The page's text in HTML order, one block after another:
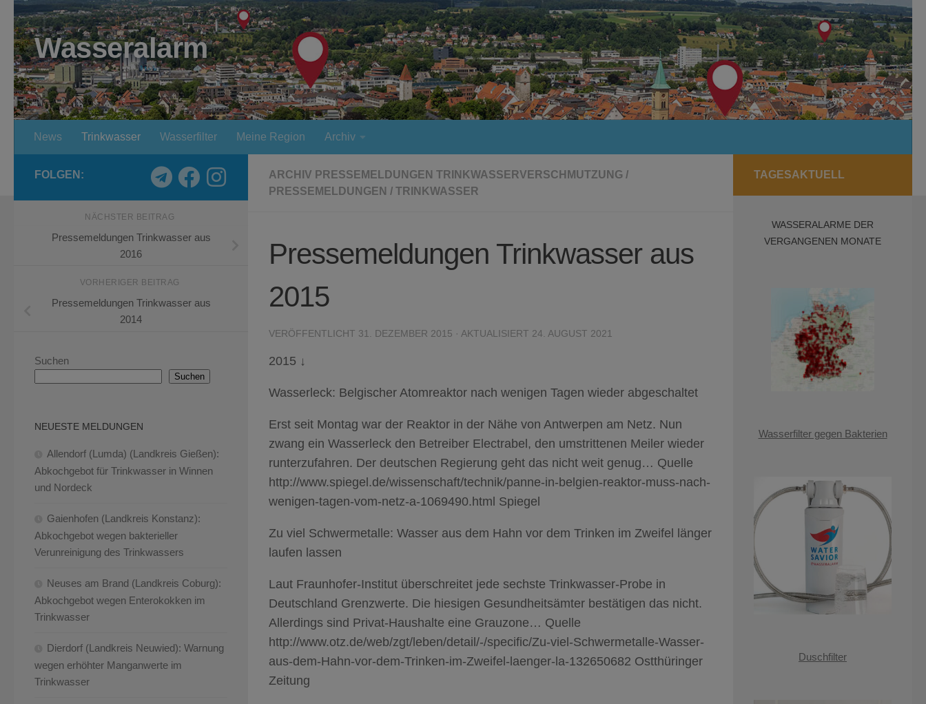
Zum Inhalt springen
Wasseralarm
News Trinkwasser Wasserfilter Meine Region Archiv
ARCHIV PRESSEMELDUNGEN TRINKWASSERVERSCHMUTZUNG /
PRESSEMELDUNGEN / TRINKWASSER
Pressemeldungen Trinkwasser aus
2015
VERÖFFENTLICHT 31. DEZEMBER 2015 · AKTUALISIERT 24. AUGUST 2021
2015 ↓
Wasserleck: Belgischer Atomreaktor nach wenigen Tagen wieder abgeschaltet
Erst seit Montag war der Reaktor in der Nähe von Antwerpen am Netz. Nun
zwang ein Wasserleck den Betreiber Electrabel, den umstrittenen Meiler wieder
runterzufahren. Der deutschen Regierung geht das nicht weit genug… Quelle
http://www.spiegel.de/wissenschaft/technik/panne-in-belgien-reaktor-muss-nach-
wenigen-tagen-vom-netz-a-1069490.html Spiegel
Zu viel Schwermetalle: Wasser aus dem Hahn vor dem Trinken im Zweifel länger
laufen lassen
Laut Fraunhofer-Institut überschreitet jede sechste Trinkwasser-Probe in
Deutschland Grenzwerte. Die hiesigen Gesundheitsämter bestätigen das nicht.
Allerdings sind Privat-Haushalte eine Grauzone… Quelle
http://www.otz.de/web/zgt/leben/detail/-/specific/Zu-viel-Schwermetalle-Wasser-
aus-dem-Hahn-vor-dem-Trinken-im-Zweifel-laenger-la-132650682 Ostthüringer
Zeitung
FOLGEN:
NÄCHSTER BEITRAG
Pressemeldungen Trinkwasser aus
2016
VORHERIGER BEITRAG
Pressemeldungen Trinkwasser aus
2014
Suchen
Suchen
NEUESTE MELDUNGEN
Allendorf (Lumda) (Landkreis Gießen):
Abkochgebot für Trinkwasser in Winnen
und Nordeck
Gaienhofen (Landkreis Konstanz):
Abkochgebot wegen bakterieller
Verunreinigung des Trinkwassers
Neuses am Brand (Landkreis Coburg):
Abkochgebot wegen Enterokokken im
Trinkwasser
Dierdorf (Landkreis Neuwied): Warnung
wegen erhöhter Manganwerte im
Trinkwasser
TAGESAKTUELL
WASSERALARME DER
VERGANGENEN MONATE
Wasserfilter gegen Bakterien
Duschfilter